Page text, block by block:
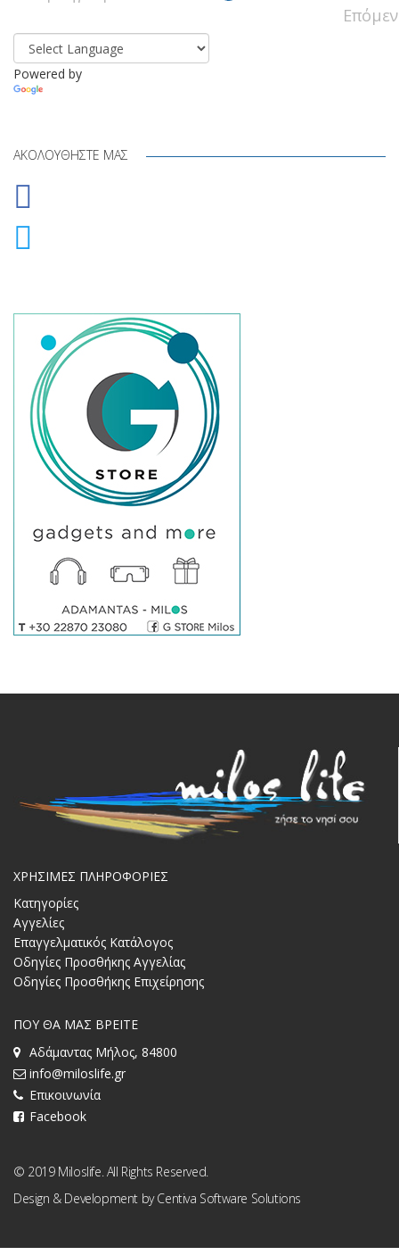
Powered by
ΑΚΟΛΟΥΘΉΣΤΕ ΜΑΣ
ΧΡΗΣΙΜΕΣ ΠΛΗΡΟΦΟΡΙΕΣ
Κατηγορίες
Αγγελίες
Επαγγελματικός Κατάλογος
Οδηγίες Προσθήκης Αγγελίας
Οδηγίες Προσθήκης Επιχείρησης
ΠΟΥ ΘΑ ΜΑΣ ΒΡΕΙΤΕ
Αδάμαντας Μήλος, 84800
info@miloslife.gr
Επικοινωνία
Facebook
© 2019 Miloslife. All Rights Reserved.
Design & Development byCentiva Software Solutions